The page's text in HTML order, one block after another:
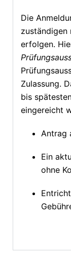
Die
zuständigen
erfolgen.
Zulassung.
bis
eingereicht
Antrag
Ein
ohne